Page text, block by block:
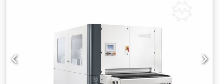
dikte. Dankzij de twee schuurbandstations krijgt u een
gelijkmatig en schoon oppervlak op uw plaatstaal.